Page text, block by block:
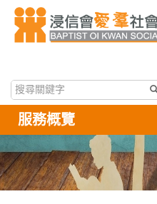
服務概覽